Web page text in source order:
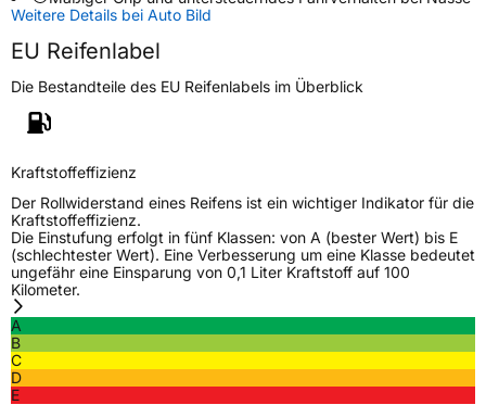
Nasshaftung B
3PMSF / Schneeflockensymbol / Alpine-SymbolNein
EisgripNein
Allgemeine Produktsicherheit (GPSR)
Weitere Details bei Auto Bild
EU Reifenlabel
Die Bestandteile des EU Reifenlabels im Überblick
Kraftstoffeffizienz
Der Rollwiderstand eines Reifens ist ein wichtiger Indikator für die
Kraftstoffeffizienz.
Die Einstufung erfolgt in fünf Klassen: von A (bester Wert) bis E
(schlechtester Wert). Eine Verbesserung um eine Klasse bedeutet
ungefähr eine Einsparung von 0,1 Liter Kraftstoff auf 100
Kilometer.
A
B
C
D
E